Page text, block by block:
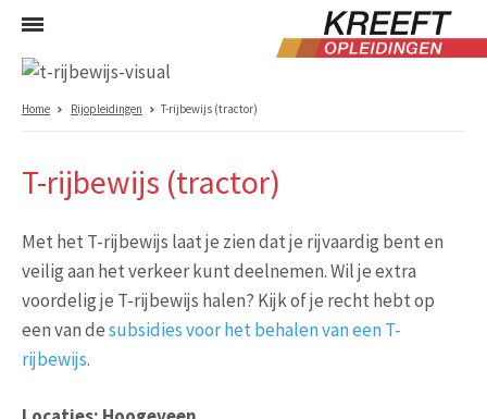
Home Rijopleidingen T-rijbewijs (tractor)
T-rijbewijs (tractor)
Met het T-rijbewijs laat je zien dat je rijvaardig bent en
veilig aan het verkeer kunt deelnemen. Wil je extra
voordelig je T-rijbewijs halen? Kijk of je recht hebt op
een van desubsidies voor het behalen van een T-
rijbewijs.